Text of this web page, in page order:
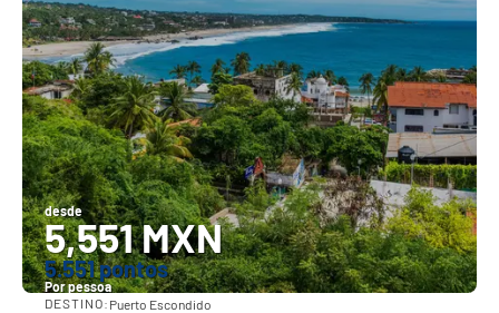
desde
5,551 MXN
5.551 pontos
Por pessoa
DESTINO: Puerto Escondido